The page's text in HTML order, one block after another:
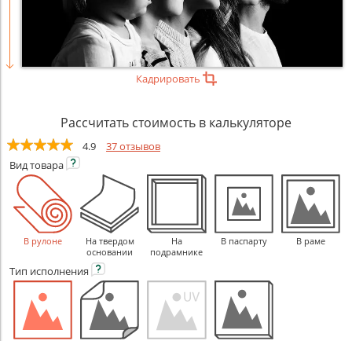
Кадрировать
Рассчитать стоимость в калькуляторе
4.9
37 отзывов
Видтовара
В рулоне
На твердом
основании
На
подрамнике
В паспарту В раме
Тип исполнения